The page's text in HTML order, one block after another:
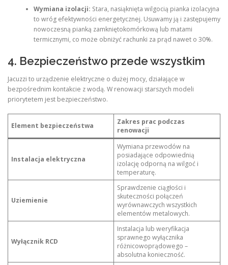
Wymiana izolacji: Stara, nasiąknięta wilgocią pianka izolacyjna
to wróg efektywności energetycznej. Usuwamy ją i zastępujemy
nowoczesną pianką zamkniętokomórkową lub matami
termicznymi, co może obniżyć rachunki za prąd nawet o 30%.
4. Bezpieczeństwo przede wszystkim
Jacuzzi to urządzenie elektryczne o dużej mocy, działające w
bezpośrednim kontakcie z wodą. W renowacji starszych modeli
priorytetem jest bezpieczeństwo.
Element bezpieczeństwa
Zakres prac podczas
renowacji
Instalacja elektryczna
Wymiana przewodów na
posiadające odpowiednią
izolację odporną na wilgoć i
temperaturę.
Uziemienie
Sprawdzenie ciągłości i
skuteczności połączeń
wyrównawczych wszystkich
elementów metalowych.
Wyłącznik RCD
Instalacja lub weryfikacja
sprawnego wyłącznika
różnicowoprądowego –
absolutna konieczność.